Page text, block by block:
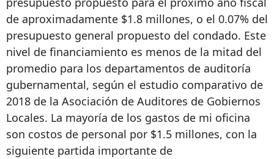
de aproximadamente $1.8 millones, o el 0.07% del
presupuesto general propuesto del condado. Este
nivel de financiamiento es menos de la mitad del
promedio para los departamentos de auditoría
gubernamental, según el estudio comparativo de
2018 de la Asociación de Auditores de Gobiernos
Locales. La mayoría de los gastos de mi oficina
son costos de personal por $1.5 millones, con la
siguiente partida importante de